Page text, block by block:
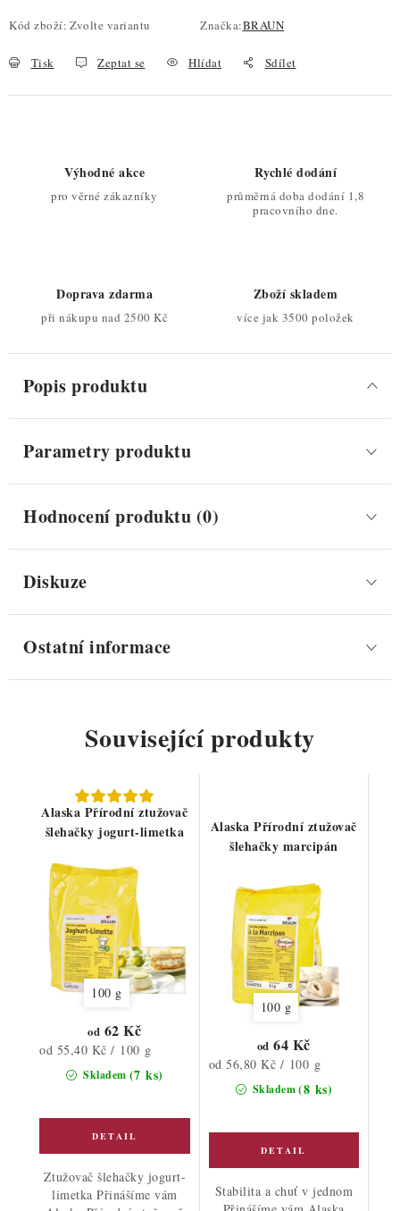
Kód zboží: Zvolte variantu Značka:BRAUN
Tisk Zeptat se Hlídat Sdílet
Výhodné akce
pro věrné zákazníky
Rychlé dodání
průměrná doba dodání 1,8
pracovního dne.
Doprava zdarma
při nákupu nad 2500 Kč
Zboží skladem
více jak 3500 položek
Popis produktu
Parametry produktu
Hodnocení produktu (0)
Diskuze
Ostatní informace
Související produkty
Alaska Přírodní ztužovač
šlehačky jogurt-limetka
100 g
Skladem (7 ks)
od 62 Kč
Měrná
od 55,40 Kč / 100 g
Ztužovač šlehačky jogurt-
limetka Přinášíme vám
Alaska Přírodní ztužovač
šlehačky marcipán
100 g
Skladem(8 ks)
od 64 Kč
Měrná
od 56,80 Kč / 100 g
Stabilita a chuť v jednom